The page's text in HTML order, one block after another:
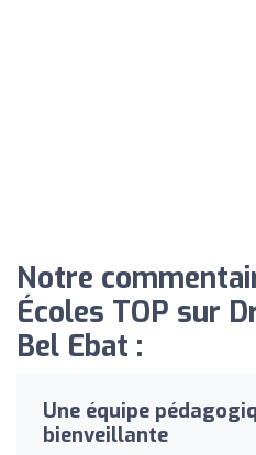
Notre
Écoles TOP sur
Bel Ebat :
Une équipe
bienveillante